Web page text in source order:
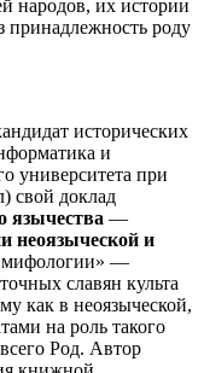
народов, их истории
принадлежность роду
исторических
и
университета при
свой доклад
язычества —
неоязыческой и
мифологии» —
славян культа
как в неоязыческой,
на роль такого
Род. Автор